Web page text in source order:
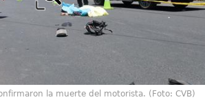
la muerte del motorista. (Foto: CVB)